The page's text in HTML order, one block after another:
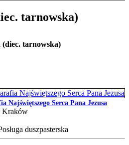
tarnowska)
tarnowska)
Serca Pana Jezusa
Kraków
duszpasterska